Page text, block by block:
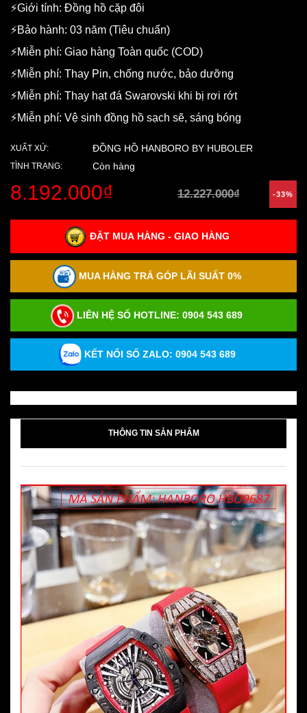
⚡️Giới tính: Đồng hồ cặp đôi
⚡️Bảo hành: 03 năm (Tiêu chuẩn)
⚡️Miễn phí: Giao hàng Toàn quốc (COD)
⚡️Miễn phí: Thay Pin, chống nước, bảo dưỡng
⚡️Miễn phí: Thay hạt đá Swarovski khi bị rơi rớt
⚡️Miễn phí: Vệ sinh đồng hồ sạch sẽ, sáng bóng
XUẤT XỨ: ĐỒNG HỒ HANBORO BY HUBOLER
TÌNH TRẠNG: Còn hàng
8.192.000₫ 12.227.000₫ -33%
ĐẶT MUA HÀNG - GIAO HÀNG
MUA HÀNG TRẢ GÓP LÃI SUẤT 0%
LIÊN HỆ SỐ HOTLINE: 0904 543 689
KẾT NỐI SỐ ZALO: 0904 543 689
THÔNG TIN SẢN PHẨM